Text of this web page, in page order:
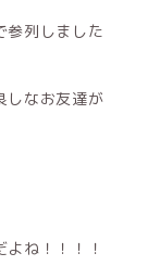
参列しました
しなお友達が
ね！！！！